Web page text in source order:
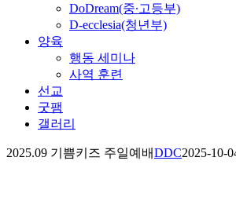
DoDream(중∙고등부)
D-ecclesia(청년부)
양육
행동 세미나
사역 훈련
선교
굿팸
갤러리
2025.09 기쁨키즈 주일예배DDC2025-10-